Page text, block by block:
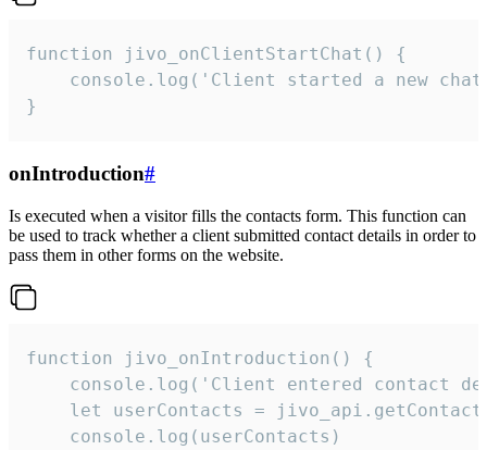
function jivo_onClientStartChat() {
console.log('Client started a new
}
onIntroduction#
Is executed when a visitor fills the contacts form. This function can
be used to track whether a client submitted contact details in order to
pass them in other forms on the website.
function jivo_onIntroduction() {
console.log('Client entered contact
let userContacts =
    console.log(userContacts)